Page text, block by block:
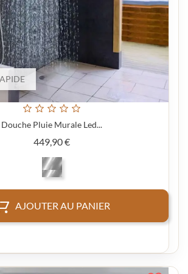
Douche Pluie Murale Led...
449,90 €Prix
AJOUTER AU PANIER